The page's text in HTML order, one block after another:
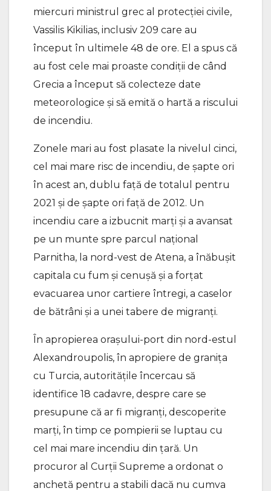
miercuri ministrul grec al protecției civile,
Vassilis Kikilias, inclusiv 209 care au
început în ultimele 48 de ore. El a spus că
au fost cele mai proaste condiții de când
Grecia a început să colecteze date
meteorologice și să emită o hartă a riscului
de incendiu.
Zonele mari au fost plasate la nivelul cinci,
cel mai mare risc de incendiu, de șapte ori
în acest an, dublu față de totalul pentru
2021 și de șapte ori față de 2012. Un
incendiu care a izbucnit marți și a avansat
pe un munte spre parcul național
Parnitha, la nord-vest de Atena, a înăbușit
capitala cu fum și cenușă și a forțat
evacuarea unor cartiere întregi, a caselor
de bătrâni și a unei tabere de migranți.
În apropierea orașului-port din nord-estul
Alexandroupolis, în apropiere de granița
cu Turcia, autoritățile încercau să
identifice 18 cadavre, despre care se
presupune că ar fi migranți, descoperite
marți, în timp ce pompierii se luptau cu
cel mai mare incendiu din țară. Un
procuror al Curții Supreme a ordonat o
anchetă pentru a stabili dacă nu cumva